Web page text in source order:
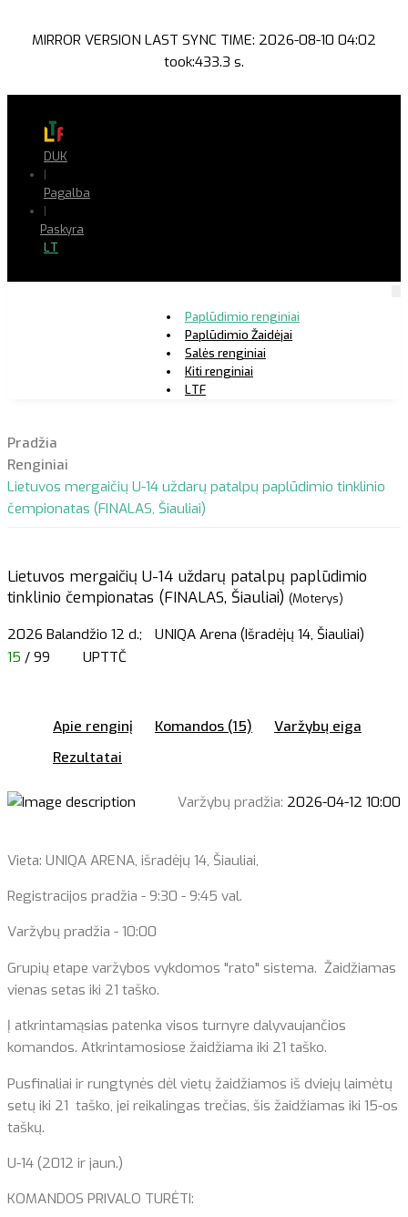
MIRROR VERSION LAST SYNC TIME: 2026-08-10 04:02
took:433.3 s.
DUK
|
Pagalba
|
Paskyra
LT
Paplūdimio renginiai
Paplūdimio Žaidėjai
Salės renginiai
Kiti renginiai
LTF
Pradžia
Renginiai
Lietuvos mergaičių U-14 uždarų patalpų paplūdimio tinklinio
čempionatas (FINALAS, Šiauliai)
Lietuvos mergaičių U-14 uždarų patalpų paplūdimio
tinklinio čempionatas (FINALAS, Šiauliai) (Moterys)
2026 Balandžio 12 d.;
UNIQA Arena (Išradėjų 14, Šiauliai)
15 / 99 UPTTČ
Apie renginį Komandos (15)
Varžybų eiga
Rezultatai
Varžybų pradžia: 2026-04-12 10:00
Vieta: UNIQA ARENA, išradėjų 14, Šiauliai,
Registracijos pradžia - 9:30 - 9:45 val.
Varžybų pradžia - 10:00
Grupių etape varžybos vykdomos "rato" sistema. Žaidžiamas
vienas setas iki 21 taško.
Į atkrintamąsias patenka visos turnyre dalyvaujančios
komandos. Atkrintamosiose žaidžiama iki 21 taško.
Pusfinaliai ir rungtynės dėl vietų žaidžiamos iš dviejų laimėtų
setų iki 21 taško, jei reikalingas trečias, šis žaidžiamas iki 15-os
taškų.
U-14 (2012 ir jaun.)
KOMANDOS PRIVALO TURĖTI: